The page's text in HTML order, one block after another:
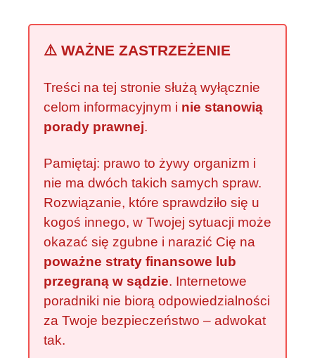
⚠️ WAŻNE ZASTRZEŻENIE
Treści na tej stronie służą wyłącznie
celom informacyjnym i nie stanowią
porady prawnej.
Pamiętaj: prawo to żywy organizm i
nie ma dwóch takich samych spraw.
Rozwiązanie, które sprawdziło się u
kogoś innego, w Twojej sytuacji może
okazać się zgubne i narazić Cię na
poważne straty finansowe lub
przegraną w sądzie. Internetowe
poradniki nie biorą odpowiedzialności
za Twoje bezpieczeństwo – adwokat
tak.